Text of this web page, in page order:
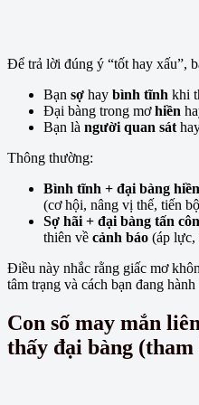
Để trả lời đúng ý “tốt hay xấu”,
Bạn sợ hay bình tĩnh khi
Đại bàng trong mơhiền
Bạn là người quan sát
Thông thường:
Bình tĩnh + đại bàng
(cơ hội, nâng vị thế, tiến
Sợ hãi + đại bàng tấn
thiên về cảnh báo (áp lực,
Điều này nhắc rằng giấc mơ
tâm trạng và cách bạn đang
Con số may mắn
thấy đại bàng (tham